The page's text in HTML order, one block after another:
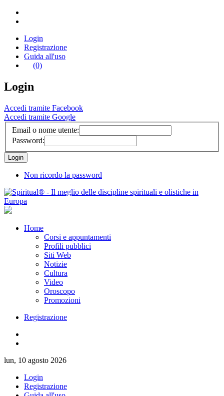
Login
Registrazione
Guida all'uso
(0)
Login
Accedi tramite Facebook
Accedi tramite Google
Email o nome utente:
Password:
Non ricordo la password
Home
Corsi e appuntamenti
Profili pubblici
Siti Web
Notizie
Cultura
Video
Oroscopo
Promozioni
Registrazione
lun, 10 agosto 2026
Login
Registrazione